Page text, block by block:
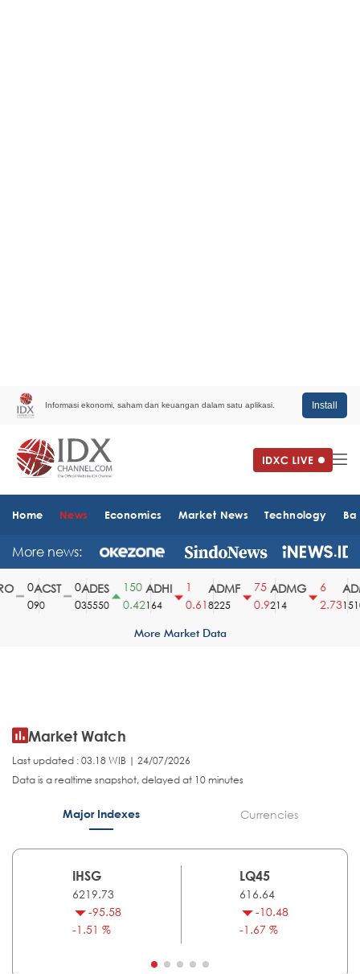
Informasi ekonomi, saham dan keuangan dalam satu aplikasi. Install
Home News Economics Market News Technology
More news:
ACST
90
ADES
35550
150
0.42
ADHI
164
0.61
ADMF
8225
75
0.9
ADMG
214
2.731510
More Market Data
Market Watch
Last updated : 03.18 WIB | 24/07/2026
Data is a realtime snapshot, delayed at 10 minutes
Major Indexes Currencies
IHSG
6219.73
-95.58
-1.51 %
LQ45
616.64
-10.48
-1.67 %